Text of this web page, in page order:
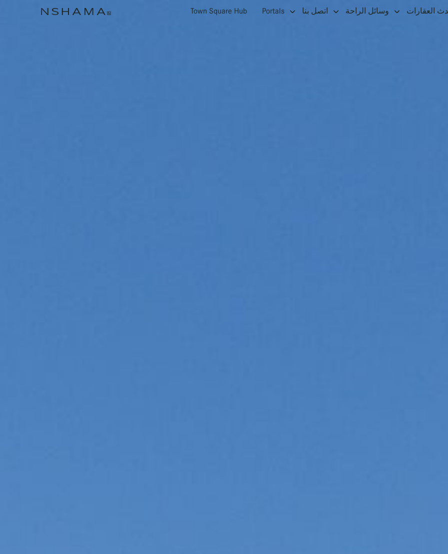
العقارات وسائل الراحة اتصل بنا Portals
Town Square Hub